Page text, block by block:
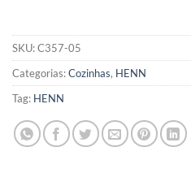
SKU:C357-05
Categorias:Cozinhas, HENN
Tag: HENN